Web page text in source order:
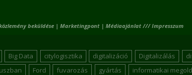
beküldése | Marketingpont | Médiaajánlat /// Impresszum
Big Data citylogisztika digitalizáció Digitalizálás
Ford fuvarozás gyártás informatikai